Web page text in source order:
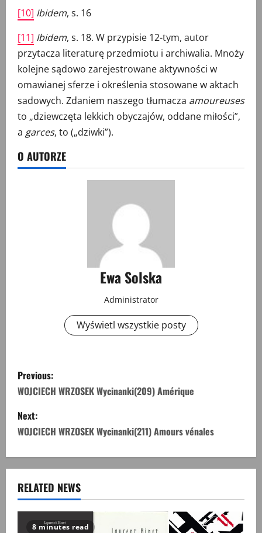
[10] Ibidem, s. 16
[11] Ibidem, s. 18. W przypisie 12-tym, autor
przytacza literaturę przedmiotu i archiwalia. Mnoży
kolejne sądowo zarejestrowane aktywności w
omawianej sferze i określenia stosowane w aktach
sadowych. Zdaniem naszego tłumacza amoureuses
to „dziewczęta lekkich obyczajów, oddane miłości”,
a garces, to („dziwki”).
O AUTORZE
Ewa Solska
Administrator
Wyświetl wszystkie posty
P
o
s
t
n
a
v
Previous:
WOJCIECH WRZOSEK Wycinanki(209) Amérique
Next:
WOJCIECH WRZOSEK Wycinanki(211) Amours vénales
RELATED NEWS
8 minutes read